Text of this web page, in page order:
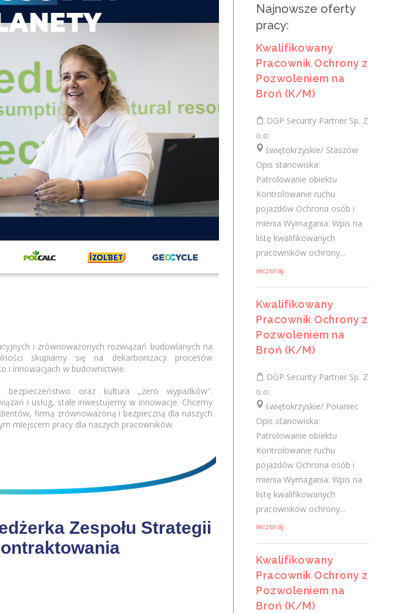
Broń (K/M)
świętokrzyskie/ Połaniec
Opis stanowiska: Patrolowanie obiektu
Kontrolowanie ruchu pojazdów Ochrona
osób i mienia Wymagania: Wpis na listę
Kwalifikowany Pracownik
Ochrony z Pozwoleniem na
Broń (K/M)
DGP Security Partner Sp. Z o.o.
świętokrzyskie/
Opis stanowiska: Patrolowanie obiektu
Kontrolowanie ruchu pojazdów Ochrona
osób i mienia Wymagania: Wpis na listę
kwalifikowanych pracowników ochrony...
wczoraj
świętokrzyskie/ Skarżysko-Kamienna
Twój zakres obowiązków: tworzenie
harmonogramów i raportów, kierowanie i
koordynacja procesami budowy na
każdym jej etapie, nadzorowanie jakości i...
wczoraj
Specjalistka / Specjalista ds.
Klient portalu Praca.pl
świętokrzyskie/ Kielce
Koordynacja działań związanych z
i zrównoważonych rozwiązań budowlanych na
skupiamy się na dekarbonizacji procesów
i innowacjach w budownictwie.
oraz kultura „zero wypadków".
i usług, stale inwestujemy w innowacje. Chcemy
firmą zrównoważoną i bezpieczną dla naszych
miejscem pracy dla naszych pracowników.
Zespołu Strategii
Najnowsze oferty
pracy:
Kwalifikowany
Pracownik Ochrony z
Pozwoleniem na
Broń (K/M)
DGP Security Partner Sp. Z
o.o.
świętokrzyskie/ Staszów
Opis stanowiska:
Patrolowanie obiektu
Kontrolowanie ruchu
pojazdów Ochrona osób i
mienia Wymagania: Wpis na
listę kwalifikowanych
pracowników ochrony...
wczoraj
Kwalifikowany
Pracownik Ochrony z
Pozwoleniem na
Broń (K/M)
DGP Security Partner Sp. Z
o.o.
świętokrzyskie/ Połaniec
Opis stanowiska:
Patrolowanie obiektu
Kontrolowanie ruchu
pojazdów Ochrona osób i
mienia Wymagania: Wpis na
listę kwalifikowanych
pracowników ochrony...
wczoraj
Kwalifikowany
Pracownik Ochrony z
Pozwoleniem na
Broń (K/M)